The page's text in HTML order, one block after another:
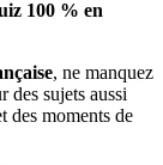
100 % en
, ne manquez
des sujets aussi
des moments de